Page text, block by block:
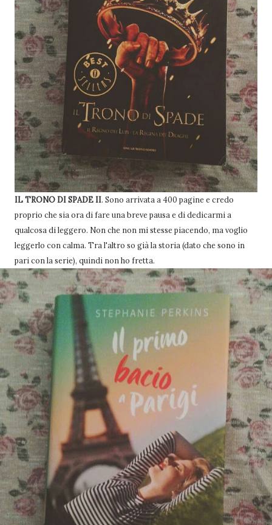
IL TRONO DI SPADE II. Sono arrivata a 400 pagine e credo
proprio che sia ora di fare una breve pausa e di dedicarmi a
qualcosa di leggero. Non che non mi stesse piacendo, ma voglio
leggerlo con calma. Tra l'altro so già la storia (dato che sono in
pari con la serie), quindi non ho fretta.